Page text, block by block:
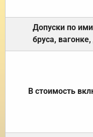
Допуски по
бруса,
В стоимость